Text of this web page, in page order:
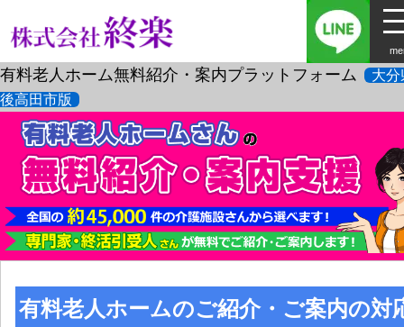
有料老人ホーム無料紹介・案内プラットフォーム
大分
後高田市版
有料老人ホームのご紹介・ご案内の対